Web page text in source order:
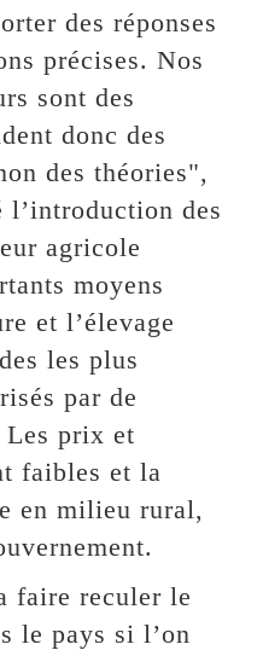
des réponses
précises. Nos
sont des
donc des
des théories",
des
agricole
moyens
et l’élevage
les plus
par de
prix et
faibles et la
en milieu rural,
faire reculer le
le pays si l’on